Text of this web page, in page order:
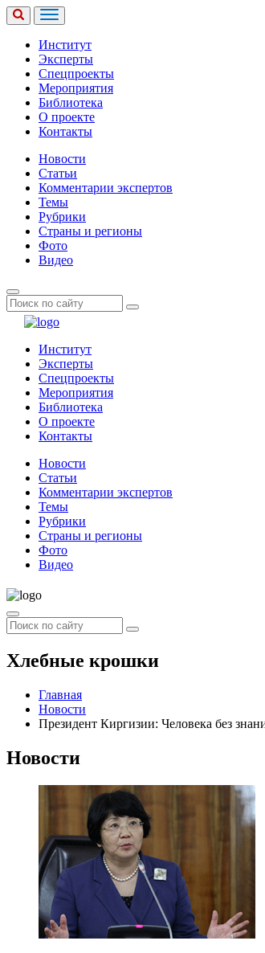
Институт
Эксперты
Спецпроекты
Мероприятия
Библиотека
О проекте
Контакты
Новости
Статьи
Комментарии экспертов
Темы
Рубрики
Страны и регионы
Фото
Видео
Институт
Эксперты
Спецпроекты
Мероприятия
Библиотека
О проекте
Контакты
Новости
Статьи
Комментарии экспертов
Темы
Рубрики
Страны и регионы
Фото
Видео
Хлебные крошки
Главная
Новости
Президент Киргизии: Человека без
Новости